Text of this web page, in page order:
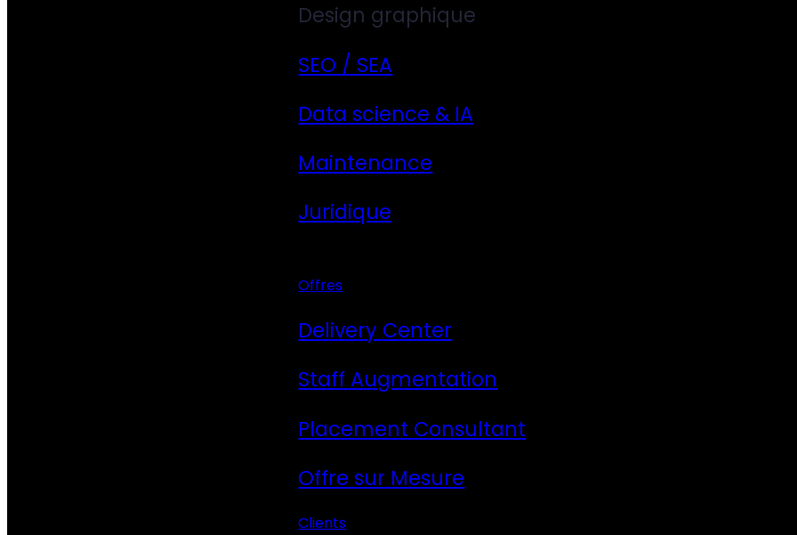
Design graphique
SEO / SEA
Data science & IA
Maintenance
Juridique
Offres
Delivery Center
Staff Augmentation
Placement Consultant
Offre sur Mesure
Clients